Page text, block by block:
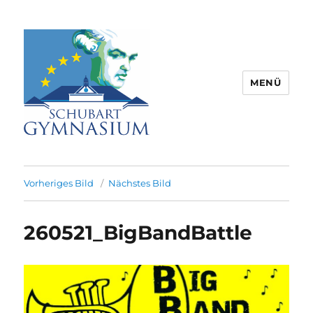
Partnerschule für Europa |
Rombacherstr. 30 | 73430 Aalen
MENÜ
Vorheriges Bild Nächstes Bild
260521_BigBandBattle